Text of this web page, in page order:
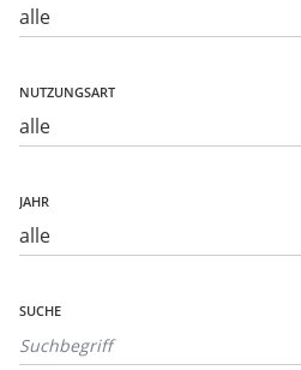
NUTZUNGSART
JAHR
SUCHE